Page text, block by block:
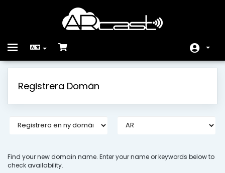
Toggle
Nätverksstatus
Registrera Domän
Find your new domain name. Enter your name or keywords below to
check availability.